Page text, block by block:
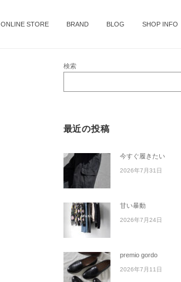
ONLINE STORE BRAND BLOG SHOP INFO
検索
最近の投稿
今すぐ履きたい
2026年7月31日
甘い暴動
2026年7月24日
premio gordo
2026年7月11日